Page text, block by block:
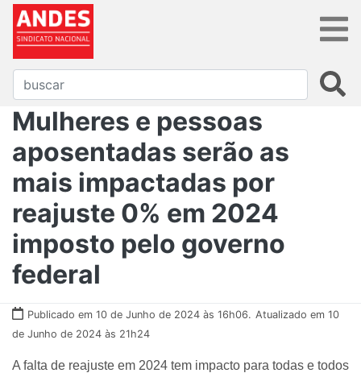
Mulheres e pessoas
aposentadas serão as
mais impactadas por
reajuste 0% em 2024
imposto pelo governo
federal
Publicado em 10 de Junho de 2024 às 16h06. Atualizado em 10
de Junho de 2024 às 21h24
A falta de reajuste em 2024 tem impacto para todas e todos